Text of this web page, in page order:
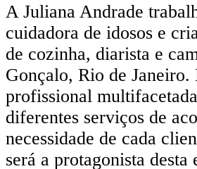
A Juliana Andrade
cuidadora de idosos e
de cozinha, diarista e
Gonçalo, Rio de Janeiro.
profissional
diferentes serviços de
necessidade de cada
será a protagonista desta